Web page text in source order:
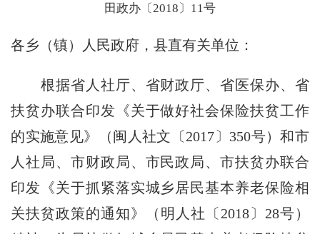
田政办〔2018〕11号
各乡（镇）人民政府，县直有关单位：
根据省人社厅、省财政厅、省医保办、省
扶贫办联合印发《关于做好社会保险扶贫工作
的实施意见》（闽人社文〔2017〕350号）和市
人社局、市财政局、市民政局、市扶贫办联合
印发《关于抓紧落实城乡居民基本养老保险相
关扶贫政策的通知》（明人社〔2018〕28号）